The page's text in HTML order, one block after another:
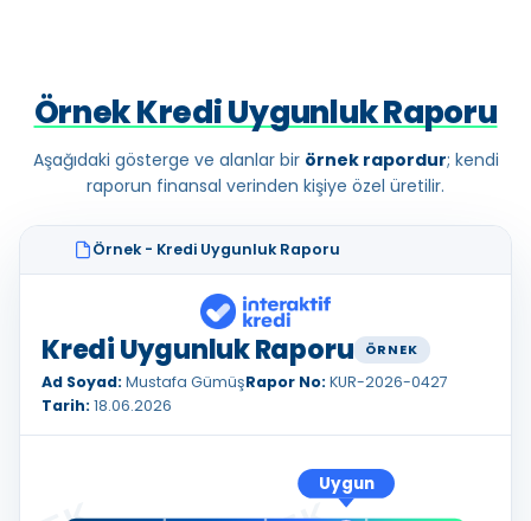
Örnek Kredi Uygunluk Raporu
Aşağıdaki gösterge ve alanlar bir örnek rapordur; kendi
raporun finansal verinden kişiye özel üretilir.
Örnek - Kredi Uygunluk Raporu
Kredi Uygunluk Raporu ÖRNEK
Ad Soyad: Mustafa GümüşRapor No: KUR-2026-0427
Tarih: 18.06.2026
Uygun